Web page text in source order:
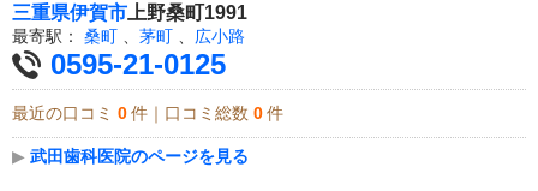
三重県伊賀市 上野桑町1991
最寄駅： 桑町 茅町 広小路
0595-21-0125
最近の口コミ 0 件｜口コミ総数 0 件
▶ 武田歯科医院のページを見る